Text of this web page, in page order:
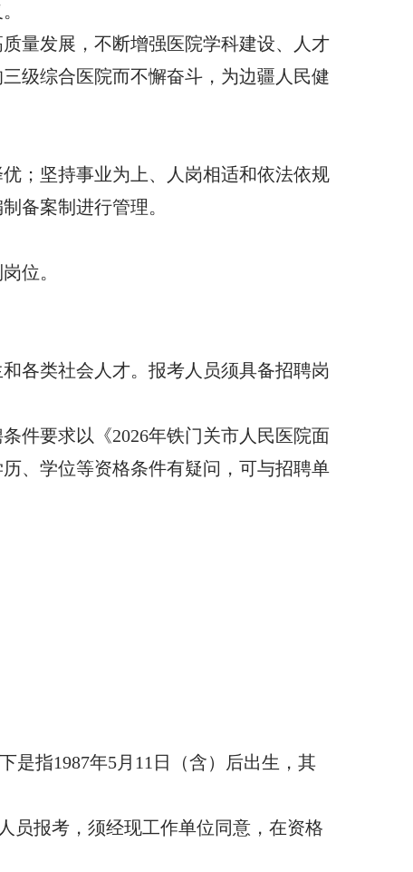
量发展，不断增强医院学科建设、人才
级综合医院而不懈奋斗，为边疆人民健
；坚持事业为上、人岗相适和依法依规
备案制进行管理。
位。
各类社会人才。报考人员须具备招聘岗
件要求以《2026年铁门关市人民医院面
、学位等资格条件有疑问，可与招聘单
是指1987年5月11日（含）后出生，其
员报考，须经现工作单位同意，在资格